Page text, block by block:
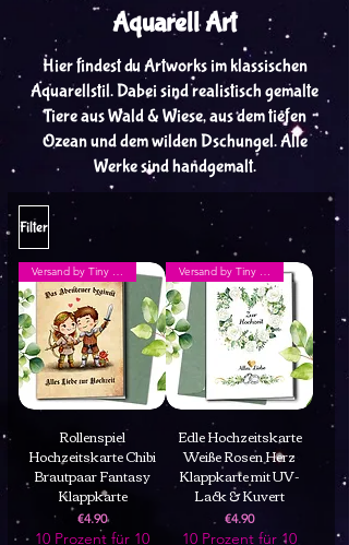
Aquarell Art
Hier findest du Artworks im klassischen
Aquarellstil. Dabei sind realistisch gemalte
Tiere aus Wald & Wiese, aus dem tiefen
Ozean und dem wilden Dschungel. Alle
Werke sind handgemalt.
Filter
Versand by Tiny Tami
Rollenspiel
Hochzeitskarte Chibi
Brautpaar Fantasy
Klappkarte
Price
€4.90
10 Prozent für 10
Versand by Tiny Tami
Edle Hochzeitskarte
Weiße Rosen Herz
Klappkarte mit UV-
Lack & Kuvert
Price
€4.90
10 Prozent für 10